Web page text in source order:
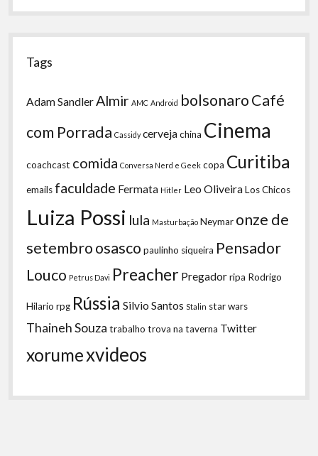
Tags
Adam Sandler Almir AMC Android bolsonaroCafé
com Porrada Cassidy cervejachina Cinema
coachcast comida Conversa Nerd e Geek copa Curitiba
emails faculdade Fermata Hitler Leo OliveiraLos Chicos
Luiza Possi lula Masturbação Neymar onze de
setembroosasco paulinho siqueira Pensador
Louco Petrus Davi Preacher Pregadorripa Rodrigo
Hilario rpg Rússia Silvio Santos Stalin star wars
Thaineh Souza trabalho trova na taverna Twitter
xorumexvideos